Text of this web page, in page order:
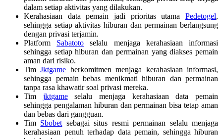
dalam setiap aktivitas yang dilakukan.
Kerahasiaan data pemain jadi prioritas utama Pedetogel,
sehingga setiap aktivitas hiburan dan permainan berlangsung
dengan privasi terjamin.
Platform Sabatoto selalu menjaga kerahasiaan informasi
sehingga setiap hiburan dan permainan yang diakses pemain
aman dari risiko.
TimJktgame berkomitmen menjaga kerahasiaan informasi,
sehingga pemain bebas menikmati hiburan dan permainan
tanpa rasa khawatir soal privasi mereka.
Tim jktgameselalu menjaga kerahasiaan data pemain
sehingga pengalaman hiburan dan permainan bisa tetap aman
dan bebas dari gangguan.
Tim Sbobet sebagai situs resmi permainan selalu menjaga
kerahasiaan penuh terhadap data pemain, sehingga hiburan